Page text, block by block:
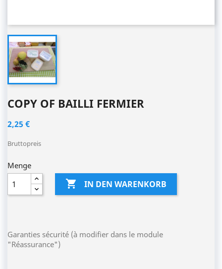
COPY OF BAILLI FERMIER
2,25 €
Bruttopreis
Menge
 IN DEN WARENKORB
Garanties sécurité (à modifier dans le module
"Réassurance")